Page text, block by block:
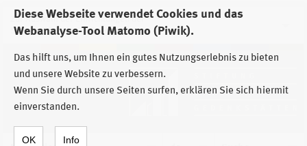
Diese Webseite verwendet Cookies und das
Webanalyse-Tool Matomo (Piwik).
Das hilft uns, um Ihnen ein gutes Nutzungserlebnis zu bieten
und unsere Website zu verbessern.
Wenn Sie durch unsere Seiten surfen, erklären Sie sich hiermit
einverstanden.
OK Info
Zur Auswahl der Einrichtungen der
Stiftung Sächsische Gedenkstätten